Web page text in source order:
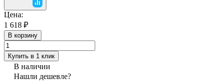
Цена:
1 618 ₽
В корзину
Купить в 1 клик
В наличии
Нашли дешевле?